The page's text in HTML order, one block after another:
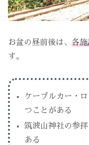
お盆の昼前後は、 各施
す。
ケーブルカー・
つことがある
筑波山神社の参
ある